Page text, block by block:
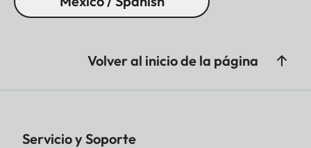
Volver al inicio de la página
Servicio y Soporte